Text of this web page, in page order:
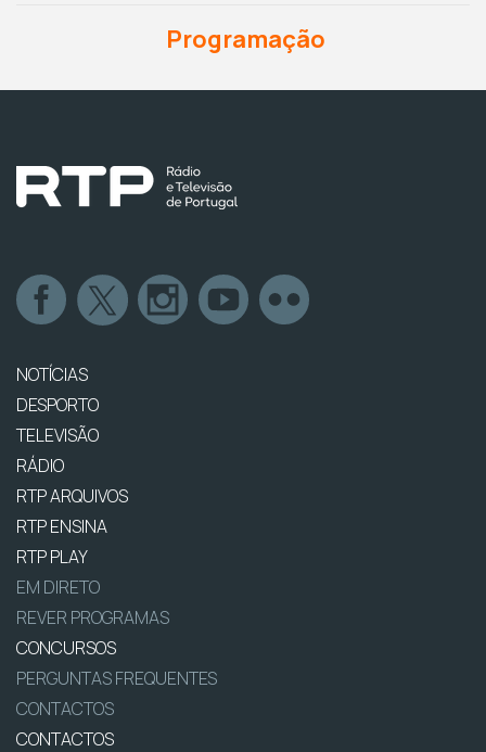
Programação
NOTÍCIAS
DESPORTO
TELEVISÃO
RÁDIO
RTP ARQUIVOS
RTP ENSINA
RTP PLAY
EM DIRETO
REVER PROGRAMAS
CONCURSOS
PERGUNTAS FREQUENTES
CONTACTOS
CONTACTOS